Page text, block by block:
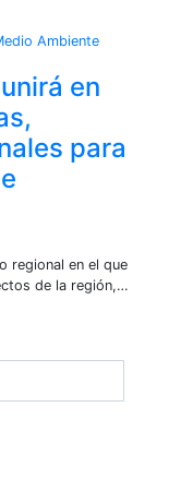
Ambiente
en
para
regional en el que
de la región,…